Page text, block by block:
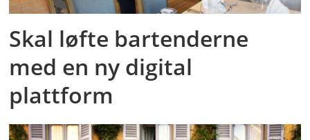
Skal løfte bartenderne
med en ny digital
plattform